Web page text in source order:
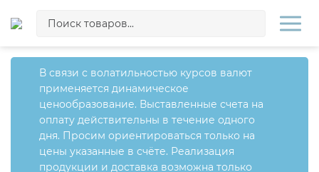
В связи с волатильностью курсов валют
применяется динамическое
ценообразование. Выставленные счета на
оплату действительны в течение одного
дня. Просим ориентироваться только на
цены указанные в счёте. Реализация
продукции и доставка возможна только